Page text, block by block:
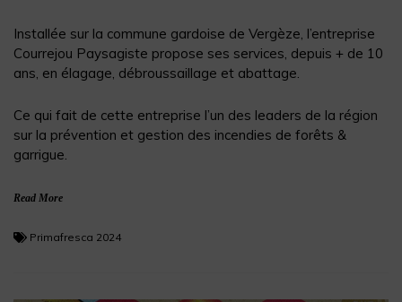
Installée sur la commune gardoise de Vergèze, l’entreprise
Courrejou Paysagiste propose ses services, depuis + de 10
ans, en élagage, débroussaillage et abattage.
Ce qui fait de cette entreprise l’un des leaders de la région
sur la prévention et gestion des incendies de forêts &
garrigue.
Read More
Primafresca 2024